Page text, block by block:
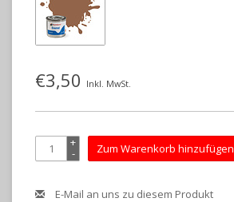
€3,50 Inkl. MwSt.
+
- Zum Warenkorb hinzufügen
E-Mail an uns zu diesem Produkt